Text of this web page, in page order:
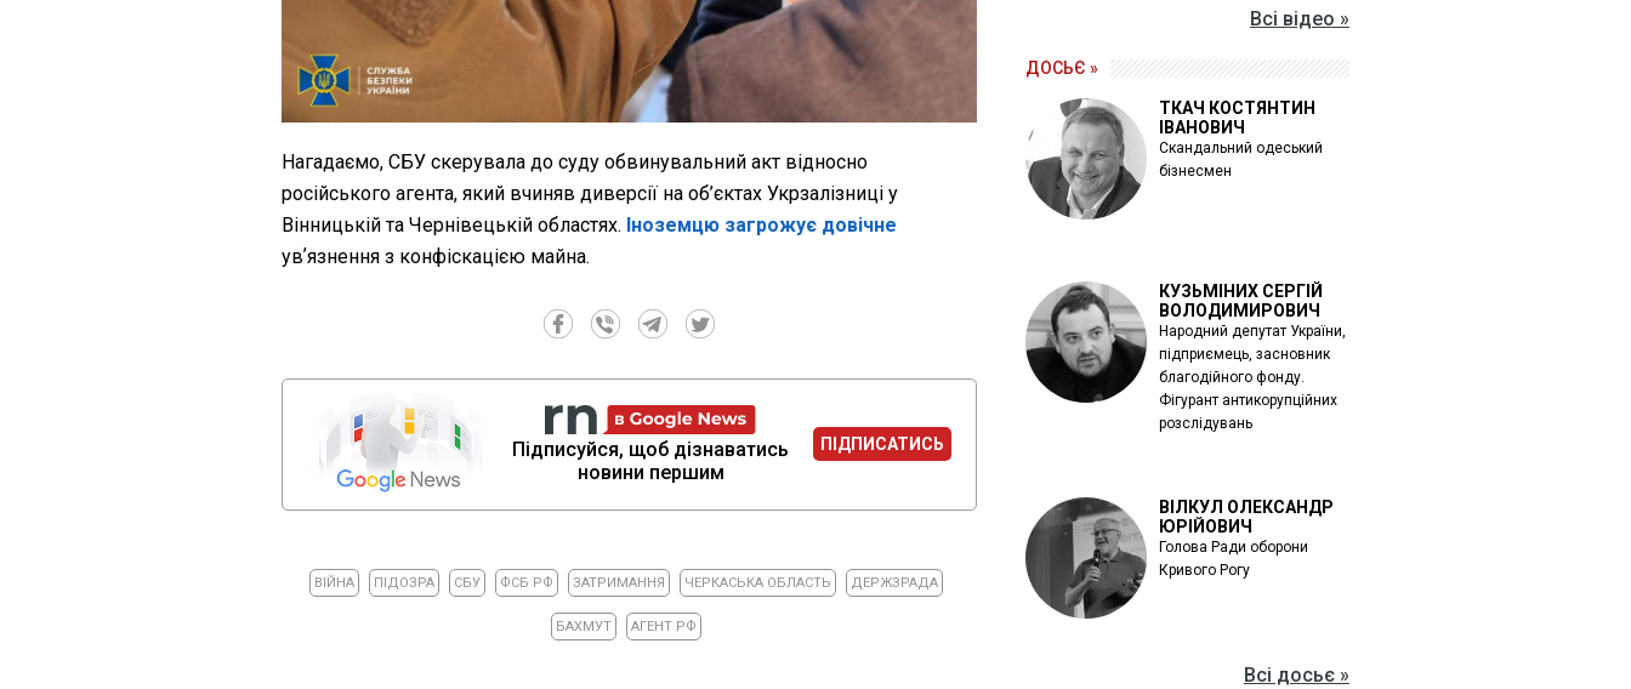
Нагадаємо, СБУ скерувала до суду обвинувальний акт відносно
російського агента, який вчиняв диверсії на об’єктах Укрзалізниці у
Вінницькій та Чернівецькій областях. Іноземцю загрожує довічне
увʼязнення з конфіскацією майна.
Підписуйся, щоб дізнаватись
новини першим
ПІДПИСАТИСЬ
ВІЙНА ПІДОЗРА СБУ ФСБ РФ ЗАТРИМАННЯ ЧЕРКАСЬКА ОБЛАСТЬ ДЕРЖЗРАДА
БАХМУТ АГЕНТ РФ
Всі відео »
ДОСЬЄ »
ТКАЧ КОСТЯНТИН
ІВАНОВИЧ
Скандальний одеський
бізнесмен
КУЗЬМІНИХ СЕРГІЙ
ВОЛОДИМИРОВИЧ
Народний депутат України,
підприємець, засновник
благодійного фонду.
Фігурант антикорупційних
розслідувань
ВІЛКУЛ ОЛЕКСАНДР
ЮРІЙОВИЧ
Голова Ради оборони
Кривого Рогу
Всі досьє »